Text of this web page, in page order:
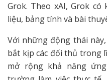
Grok. Theo xAI, Grok có
liệu, bảng tính và bài
Với những động thái
bắt kịp các đối thủ trong
mở rộng khả năng